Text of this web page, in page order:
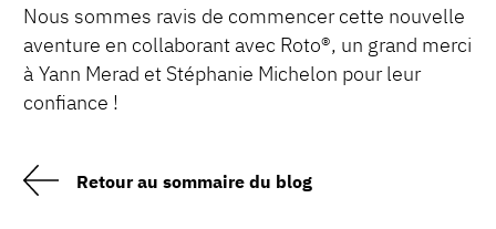
Nous sommes ravis de commencer cette nouvelle
aventure en collaborant avec Roto®, un grand merci
à Yann Merad et Stéphanie Michelon pour leur
confiance !
Retour au sommaire du blog